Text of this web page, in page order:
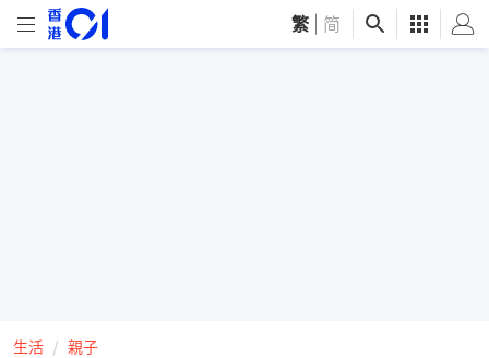
繁 简
生活 親子